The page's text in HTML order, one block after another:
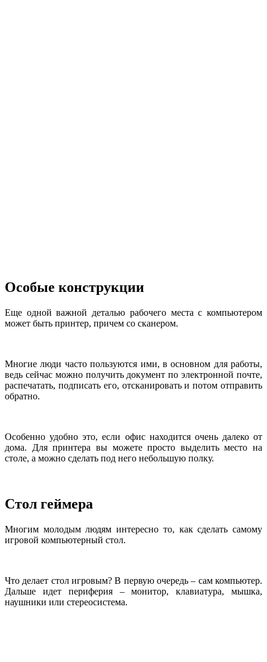
Особые конструкции
Еще одной важной деталью рабочего места с компьютером
может быть принтер, причем со сканером.
Многие люди часто пользуются ими, в основном для работы,
ведь сейчас можно получить документ по электронной почте,
распечатать, подписать его, отсканировать и потом отправить
обратно.
Особенно удобно это, если офис находится очень далеко от
дома. Для принтера вы можете просто выделить место на
столе, а можно сделать под него небольшую полку.
Стол геймера
Многим молодым людям интересно то, как сделать самому
игровой компьютерный стол.
Что делает стол игровым? В первую очередь – сам компьютер.
Дальше идет периферия – монитор, клавиатура, мышка,
наушники или стереосистема.